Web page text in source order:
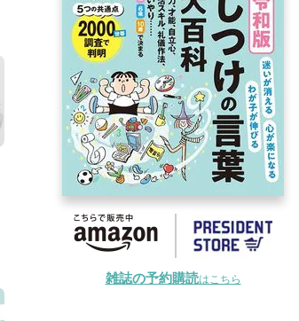
雑誌の予約購読はこちら